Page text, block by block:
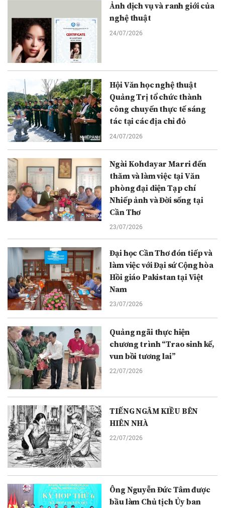
Ảnh dịch vụ và ranh giới của
nghệ thuật
24/07/2026
Hội Văn học nghệ thuật
Quảng Trị tổ chức thành
công chuyến thực tế sáng
tác tại các địa chỉ đỏ
24/07/2026
Ngài Kohdayar Marri đến
thăm và làm việc tại Văn
phòng đại diện Tạp chí
Nhiếp ảnh và Đời sống tại
Cần Thơ
23/07/2026
Đại học Cần Thơ đón tiếp và
làm việc với Đại sứ Cộng hòa
Hồi giáo Pakistan tại Việt
Nam
23/07/2026
Quảng ngãi thực hiện
chương trình “Trao sinh kế,
vun bồi tương lai”
22/07/2026
TIẾNG NGÂM KIỀU BÊN
HIÊN NHÀ
22/07/2026
Ông Nguyễn Đức Tâm được
bầu làm Chủ tịch Ủy ban